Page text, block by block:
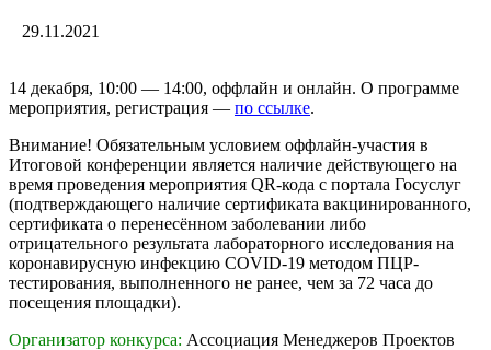
29.11.2021
14 декабря, 10:00 — 14:00, оффлайн и онлайн. О программе
мероприятия, регистрация — по ссылке.
Внимание! Обязательным условием оффлайн-участия в
Итоговой конференции является наличие действующего на
время проведения мероприятия QR-кода с портала Госуслуг
(подтверждающего наличие сертификата вакцинированного,
сертификата о перенесённом заболевании либо
отрицательного результата лабораторного исследования на
коронавирусную инфекцию COVID-19 методом ПЦР-
тестирования, выполненного не ранее, чем за 72 часа до
посещения площадки).
Организатор конкурса: Ассоциация Менеджеров Проектов